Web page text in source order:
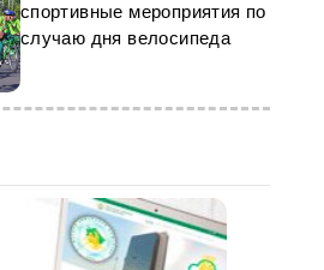
спортивные мероприятия по
случаю дня велосипеда